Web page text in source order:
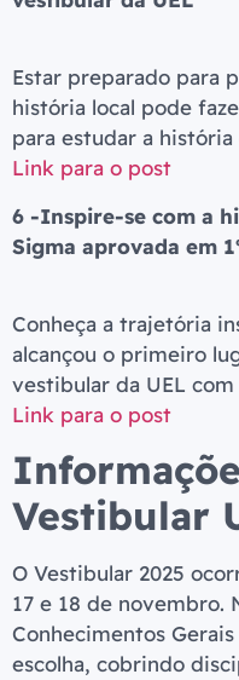
Estar preparado para
história local pode
para estudar a
Link para o post
6 -Inspire-se com a
Sigma aprovada em
Conheça a trajetória
alcançou o primeiro
vestibular da UEL
Link para o post
Vestibular
O Vestibular 2025
17 e 18 de novembro.
Conhecimentos
escolha, cobrindo